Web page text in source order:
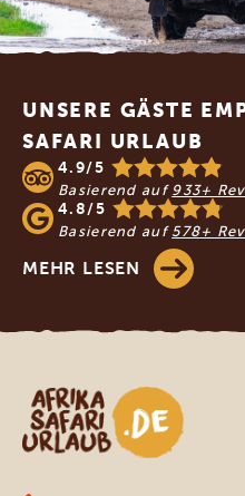
Footer
UNSERE GÄSTE
SAFARI URLAUB
4.9/5
Basierend auf 933+
4.8/5
Basierend auf 578+
MEHR LESEN
Afrika Safari Urlaub